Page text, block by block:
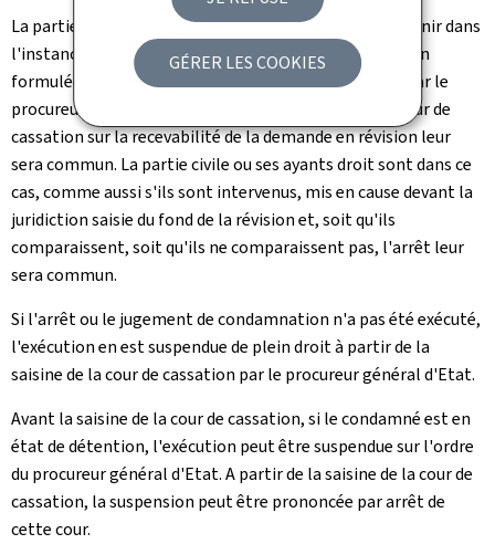
GÉRER LES COOKIES
La partie civile ou ses ayants droit sont tenus d'intervenir dans
l'instance en révision, par requête à la cour de cassation
formulée au plus tard dans le mois de la sommation par le
procureur général d'Etat, faute de quoi l'arrêt de la cour de
cassation sur la recevabilité de la demande en révision leur
sera commun. La partie civile ou ses ayants droit sont dans ce
cas, comme aussi s'ils sont intervenus, mis en cause devant la
juridiction saisie du fond de la révision et, soit qu'ils
comparaissent, soit qu'ils ne comparaissent pas, l'arrêt leur
sera commun.
Si l'arrêt ou le jugement de condamnation n'a pas été exécuté,
l'exécution en est suspendue de plein droit à partir de la
saisine de la cour de cassation par le procureur général d'Etat.
Avant la saisine de la cour de cassation, si le condamné est en
état de détention, l'exécution peut être suspendue sur l'ordre
du procureur général d'Etat. A partir de la saisine de la cour de
cassation, la suspension peut être prononcée par arrêt de
cette cour.